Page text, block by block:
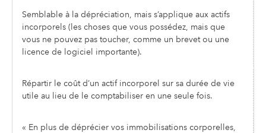
Semblable à la dépréciation, mais s’applique aux actifs
incorporels (les choses que vous possédez, mais que
vous ne pouvez pas toucher, comme un brevet ou une
licence de logiciel importante).
Répartir le coût d’un actif incorporel sur sa durée de vie
utile au lieu de le comptabiliser en une seule fois.
« En plus de déprécier vos immobilisations corporelles,